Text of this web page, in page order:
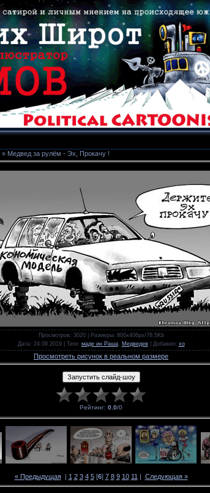
» Медвед за рулём - Эх, Прокачу !
Просмотров: 3020 | Размеры: 800x406px/78.5Kb
Дата: 24.09.2019 | Теги: маде ин Раша, Медведев| Добавил: xo
Просмотреть рисунок в реальном размере
Рейтинг: 0.0/0
« Предыдущая| 1 2 3 4 5[6] 7 8 9 10 11 | Следующая »